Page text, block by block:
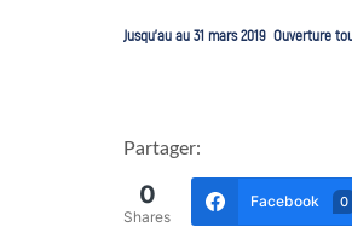
Jusqu’au au 31 mars 2019 Ouverture
Partager:
0
Shares
Facebook 0